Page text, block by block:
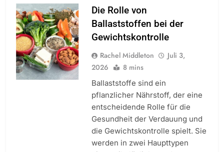
Die Rolle von
Ballaststoffen bei der
Gewichtskontrolle
Rachel Middleton
Juli 3,
2026
8 mins
Ballaststoffe sind ein
pflanzlicher Nährstoff, der eine
entscheidende Rolle für die
Gesundheit der Verdauung und
die Gewichtskontrolle spielt. Sie
werden in zwei Haupttypen